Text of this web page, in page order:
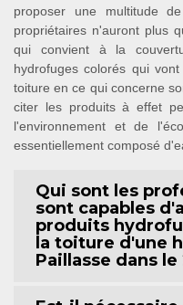
proposer une multitude
propriétaires n'auront plus
qui convient à la
hydrofuges colorés qui
toiture en ce qui concerne
citer les produits à effet
l'environnement et de
essentiellement composé
Qui sont les
sont capables
produits
la toiture d'une
Paillasse dans